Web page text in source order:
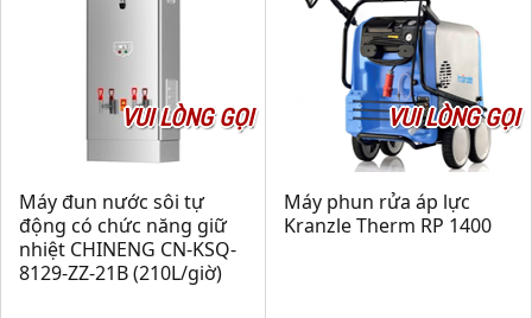
VUI LÒNG GỌI
Máy đun nước sôi tự
động có chức năng giữ
nhiệt CHINENG CN-KSQ-
8129-ZZ-21B (210L/giờ)
VUI LÒNG GỌI
Máy phun rửa áp lực
Kranzle Therm RP 1400